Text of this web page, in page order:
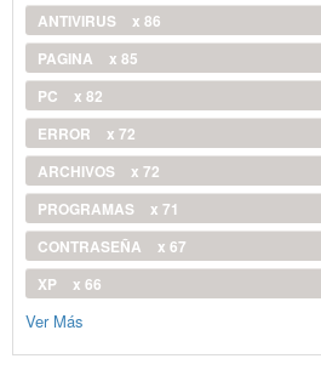
ANTIVIRUS
x 86
PAGINA
x 85
PC
x 82
ERROR
x 72
ARCHIVOS
x 72
PROGRAMAS
x 71
CONTRASEÑA
x 67
XP
x 66
Ver Más